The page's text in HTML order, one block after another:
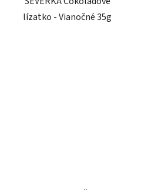
lízatko - Vianočné 35g